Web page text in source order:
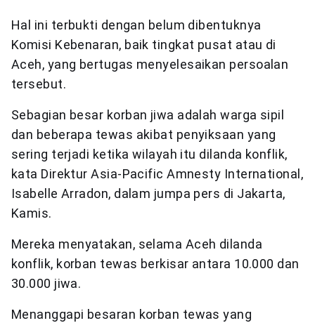
Hal ini terbukti dengan belum dibentuknya
Komisi Kebenaran, baik tingkat pusat atau di
Aceh, yang bertugas menyelesaikan persoalan
tersebut.
Sebagian besar korban jiwa adalah warga sipil
dan beberapa tewas akibat penyiksaan yang
sering terjadi ketika wilayah itu dilanda konflik,
kata Direktur Asia-Pacific Amnesty International,
Isabelle Arradon, dalam jumpa pers di Jakarta,
Kamis.
Mereka menyatakan, selama Aceh dilanda
konflik, korban tewas berkisar antara 10.000 dan
30.000 jiwa.
Menanggapi besaran korban tewas yang